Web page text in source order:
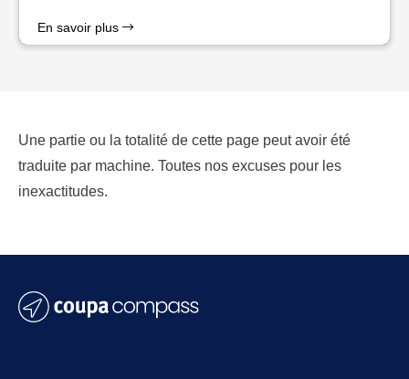
En savoir plus
Une partie ou la totalité de cette page peut avoir été
traduite par machine. Toutes nos excuses pour les
inexactitudes.